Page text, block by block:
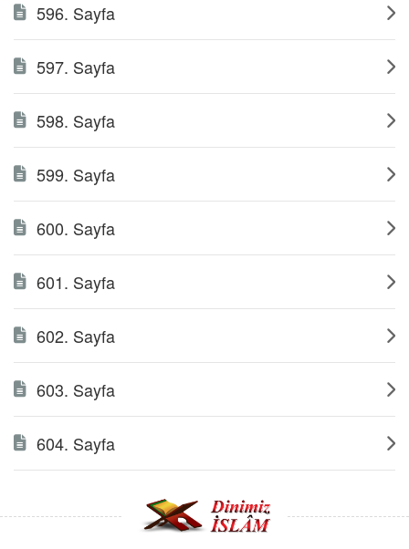
596. Sayfa
597. Sayfa
598. Sayfa
599. Sayfa
600. Sayfa
601. Sayfa
602. Sayfa
603. Sayfa
604. Sayfa